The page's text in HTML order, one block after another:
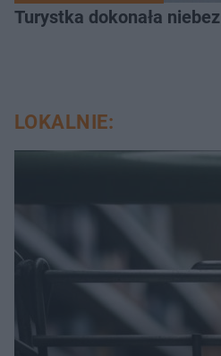
Turystka dokonała
LOKALNIE: